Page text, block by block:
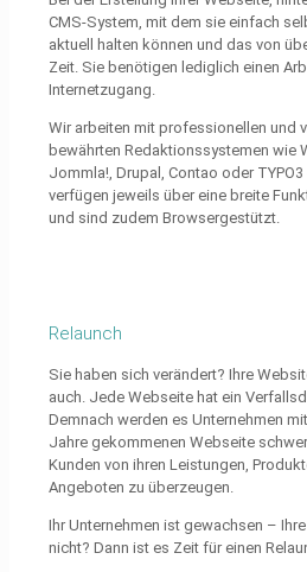
CMS-System, mit dem sie einfach
aktuell halten können und das von
Zeit. Sie benötigen lediglich einen
Internetzugang.
Wir arbeiten mit professionellen und
bewährten Redaktionssystemen wie
Jommla!, Drupal, Contao oder
verfügen jeweils über eine breite
und sind zudem Browsergestützt.
Relaunch
Sie haben sich verändert? Ihre
auch. Jede Webseite hat ein
Demnach werden es Unternehmen
Jahre gekommenen Webseite schwer
Kunden von ihren Leistungen,
Angeboten zu überzeugen.
Ihr Unternehmen ist gewachsen –
nicht? Dann ist es Zeit für einen